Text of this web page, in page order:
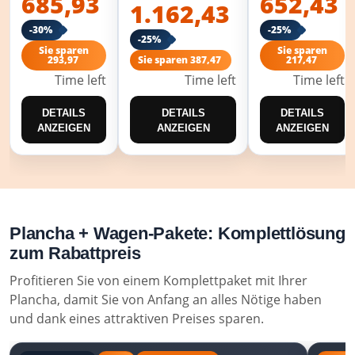
-30%
Sie sparen
293,97
Time left
DETAILS
ANZEIGEN
1.162,43
-25%
Sie sparen 387,47
Time left
DETAILS
ANZEIGEN
-25%
Sie sparen
217,47
Time left
DETAILS
ANZEIGEN
Plancha + Wagen-Pakete: Komplettlösung
zum Rabattpreis
Profitieren Sie von einem Komplettpaket mit Ihrer
Plancha, damit Sie von Anfang an alles Nötige haben
und dank eines attraktiven Preises sparen.